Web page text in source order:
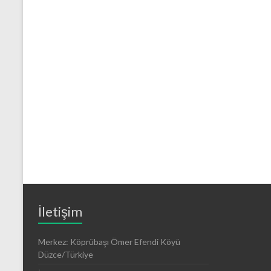
İletişim
Merkez: Köprübaşı Ömer Efendi Köyü
Düzce/Türkiye